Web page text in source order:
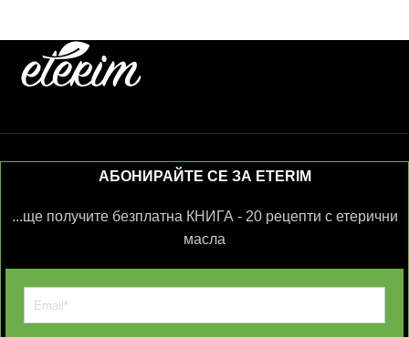
АБОНИРАЙТЕ СЕ ЗА ETERIM
...ще получите безплатна КНИГА - 20 рецепти с етерични
масла